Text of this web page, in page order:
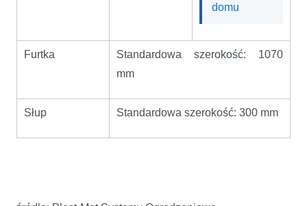
domu
Furtka
Standardowa szerokość: 1070
mm
Słup Standardowa szerokość: 300 mm